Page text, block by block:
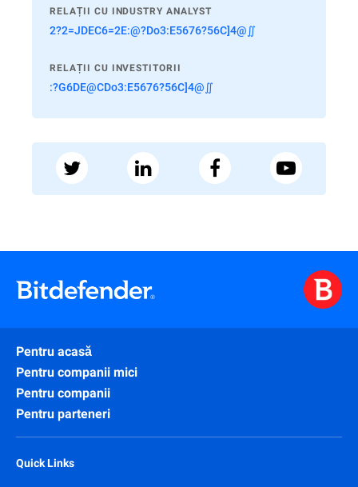
RELAȚII CU INDUSTRY ANALYST
2?2=JDEC6=2E:@?Do3:E5676?56C]4@∬
RELAȚII CU INVESTITORII
:?G6DE@CDo3:E5676?56C]4@∬
Pentru acasă
Pentru companii mici
Pentru companii
Pentru parteneri
Quick Links